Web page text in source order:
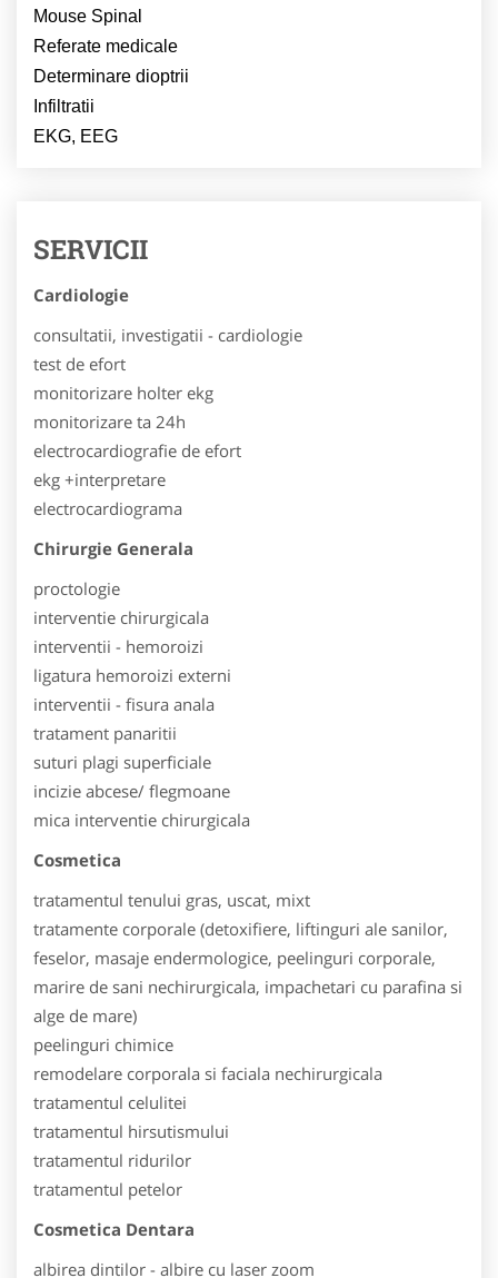
Mouse Spinal
Referate medicale
Determinare dioptrii
Infiltratii
EKG, EEG
SERVICII
Cardiologie
consultatii, investigatii - cardiologie
test de efort
monitorizare holter ekg
monitorizare ta 24h
electrocardiografie de efort
ekg +interpretare
electrocardiograma
Chirurgie Generala
proctologie
interventie chirurgicala
interventii - hemoroizi
ligatura hemoroizi externi
interventii - fisura anala
tratament panaritii
suturi plagi superficiale
incizie abcese/ flegmoane
mica interventie chirurgicala
Cosmetica
tratamentul tenului gras, uscat, mixt
tratamente corporale (detoxifiere, liftinguri ale sanilor,
feselor, masaje endermologice, peelinguri corporale,
marire de sani nechirurgicala, impachetari cu parafina si
alge de mare)
peelinguri chimice
remodelare corporala si faciala nechirurgicala
tratamentul celulitei
tratamentul hirsutismului
tratamentul ridurilor
tratamentul petelor
Cosmetica Dentara
albirea dintilor - albire cu laser zoom